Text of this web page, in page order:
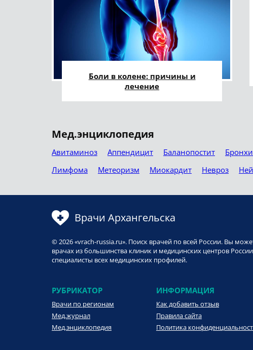
Боли в колене: причины и
лечение
Мед.энциклопедия
Авитаминоз Аппендицит Баланопостит
Лимфома
Метеоризм Миокардит Невроз
Врачи Архангельска
© 2026 «vrach-russia.ru». Поиск врачей по всей России. Вы
врачах из большинства клиник и медицинских центров
специалисты всех медицинских профилей.
РУБРИКАТОР
Врачи по регионам
Мед.журнал
Мед.энциклопедия
ИНФОРМАЦИЯ
Как добавить отзыв
Правила сайта
Политика